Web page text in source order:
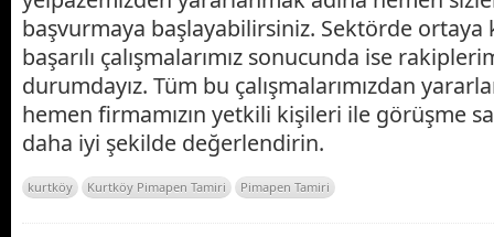
başvurmaya başlayabilirsiniz. Sektörde
başarılı çalışmalarımız sonucunda ise
durumdayız. Tüm bu çalışmalarımızdan
hemen firmamızın yetkili kişileri ile görüşme
daha iyi şekilde değerlendirin.
kurtköy Kurtköy Pimapen Tamiri Pimapen Tamiri